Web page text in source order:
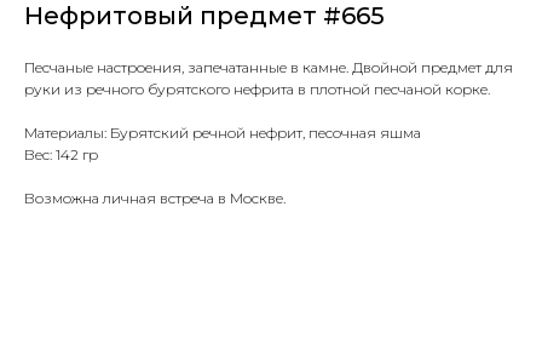
Нефритовый предмет #665
Песчаные настроения, запечатанные в камне. Двойной предмет для
руки из речного бурятского нефрита в плотной песчаной корке.
Материалы: Бурятский речной нефрит, песочная яшма
Вес: 142 гр
Возможна личная встреча в Москве.